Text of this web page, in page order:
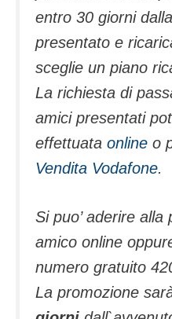
entro 30 giorni
presentato e
sceglie un piano
La richiesta di
amici presentati
effettuata online o
Vendita Vodafone.
Si puo’ aderire
amico online
numero gratuito
La promozione